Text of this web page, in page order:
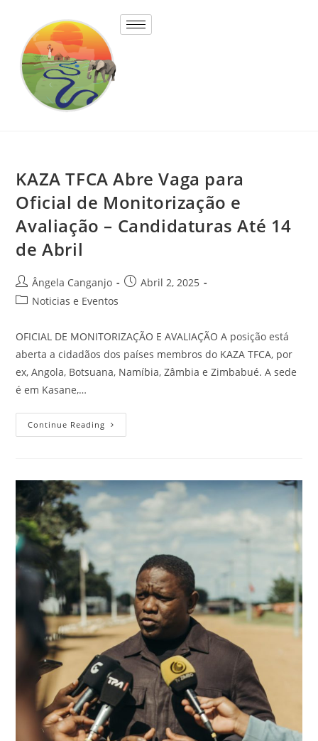
KAZA TFCA Abre Vaga para
Oficial de Monitorização e
Avaliação – Candidaturas Até 14
de Abril
Ângela Canganjo
Abril 2, 2025
Noticias e Eventos
OFICIAL DE MONITORIZAÇÃO E AVALIAÇÃO A posição está
aberta a cidadãos dos países membros do KAZA TFCA, por
ex, Angola, Botsuana, Namíbia, Zâmbia e Zimbabué. A sede
é em Kasane,…
Continue Reading